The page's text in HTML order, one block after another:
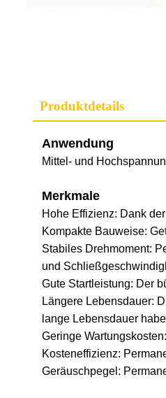
Produktdetails
Anwendung
Mittel- und
Merkmale
Hohe Effizienz: Dank
Kompakte Bauweise:
Stabiles Drehmoment:
und
Gute Startleistung: Der
Längere Lebensdauer:
lange Lebensdauer
Geringe
Kosteneffizienz:
Geräuschpegel: